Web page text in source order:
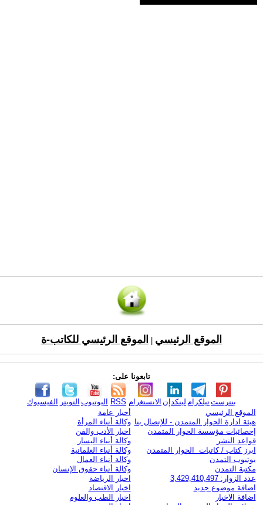
الموقع الرئيسي الموقع الرئيسي للكاتب-ة
تابعونا على:
الفيسبوك التويتر اليوتيوب RSS الانستغرام لينكدإن تيلكرامبنترست
الموقع الرئيسي
هيئة ادارة الحوار المتمدن - للإتصال بنا
إحصائيات مؤسسة الحوار المتمدن
قواعد النشر
ابرز كتاب / كاتبات الحوار المتمدن
يوتيوب التمدن
مكتبة التمدن
عدد الزوار: 3,429,410,497
اضافة موضوع جديد
اضافة الاخبار
أخبار عامة
وكالة أنباء المرأة
اخبار الأدب والفن
وكالة أنباء اليسار
وكالة أنباء العلمانية
وكالة أنباء العمال
وكالة أنباء حقوق الإنسان
اخبار الرياضة
اخبار الاقتصاد
اخبار الطب والعلوم